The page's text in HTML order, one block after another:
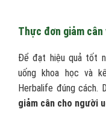
Thực đơn giảm
Để đạt hiệu quả tốt
uống khoa học và
Herbalife đúng cách.
giảm cân cho người